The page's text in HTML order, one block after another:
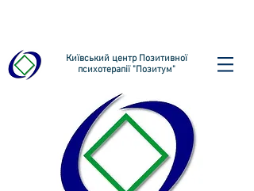
Київський центр Позитивної
психотерапії "Позитум"